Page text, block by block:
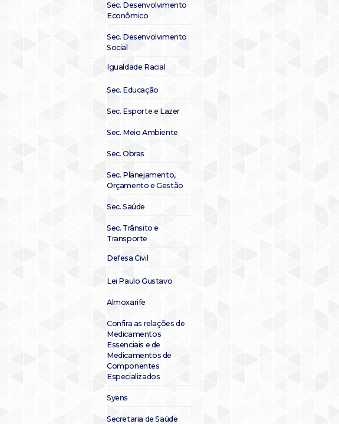
Sec. Desenvolvimento
Econômico
Sec. Desenvolvimento
Social
Igualdade Racial
Sec. Educação
Sec. Esporte e Lazer
Sec. Meio Ambiente
Sec. Obras
Sec. Planejamento,
Orçamento e Gestão
Sec. Saúde
Sec. Trânsito e
Transporte
Defesa Civil
Lei Paulo Gustavo
Almoxarife
Confira as relações de
Medicamentos
Essenciais e de
Medicamentos de
Componentes
Especializados
Syens
Secretaria de Saúde